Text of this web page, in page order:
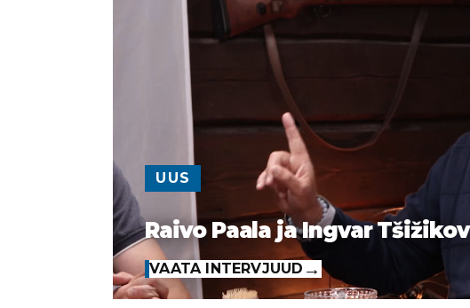
UUS
Raivo Paala ja Ingvar Tšižikov
VAATA INTERVJUUD